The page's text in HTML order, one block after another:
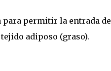
para permitir la entrada de
adiposo (graso).